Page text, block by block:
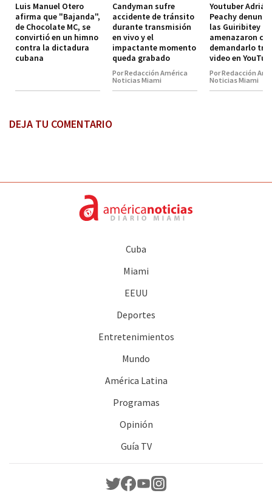
Luis Manuel Otero
afirma que "Bajanda",
de Chocolate MC, se
convirtió en un himno
contra la dictadura
cubana
Candyman sufre
accidente de tránsito
durante transmisión
en vivo y el
impactante momento
queda grabado
Por Redacción América
Noticias Miami
Youtuber Adrián
Peachy
las Guiribitey
amenazaron
demandarlo
video en
Por Redacción
Noticias Miami
DEJA TU COMENTARIO
Cuba
Miami
EEUU
Deportes
Entretenimientos
Mundo
América Latina
Programas
Opinión
Guía TV